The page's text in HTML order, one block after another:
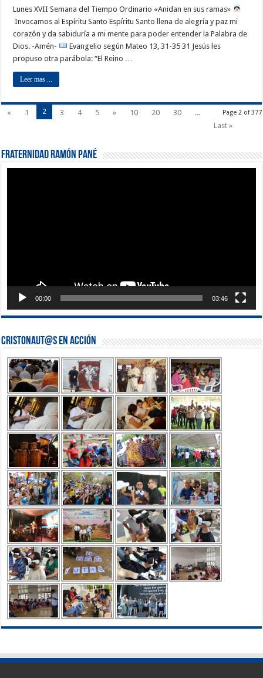
Lunes XVII Semana del Tiempo Ordinario «Anidan en sus ramas»
Invocamos al Espíritu Santo Espíritu Santo llena de alegría y paz mi
corazón y da sabiduría a mi mente para poder entender la Palabra de
Dios. -Amén-
Evangelio según Mateo 13, 31-35 31 Jesús les
propuso otra parábola: “El Reino …
Leer mas ...
Page 2 of 377
« 1 2 3 4 5 » 10 20 30
...
Last »
Fraternidad Ramón Pané
00:00 03:46
Cristonaut@s en Acción